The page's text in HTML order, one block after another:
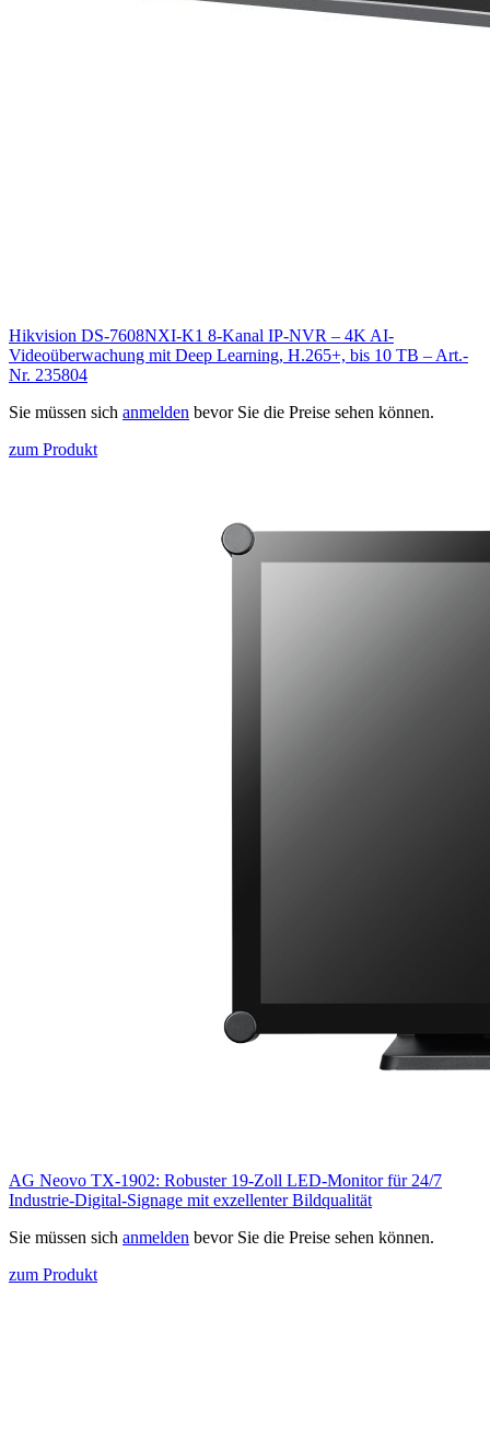
Hikvision DS-7608NXI-K1 8-Kanal IP-NVR – 4K AI-
Videoüberwachung mit Deep Learning, H.265+, bis 10 TB – Art.-
Nr. 235804
Sie müssen sich anmelden bevor Sie die Preise sehen können.
zum Produkt
AG Neovo TX-1902: Robuster 19-Zoll LED-Monitor für 24/7
Industrie-Digital-Signage mit exzellenter Bildqualität
Sie müssen sich anmelden bevor Sie die Preise sehen können.
zum Produkt